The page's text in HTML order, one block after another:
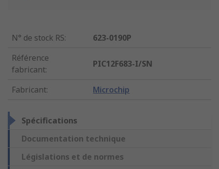
N° de stock RS:
623-0190P
Référence
fabricant:
PIC12F683-I/SN
Fabricant: Microchip
Spécifications
Documentation technique
Législations et de normes